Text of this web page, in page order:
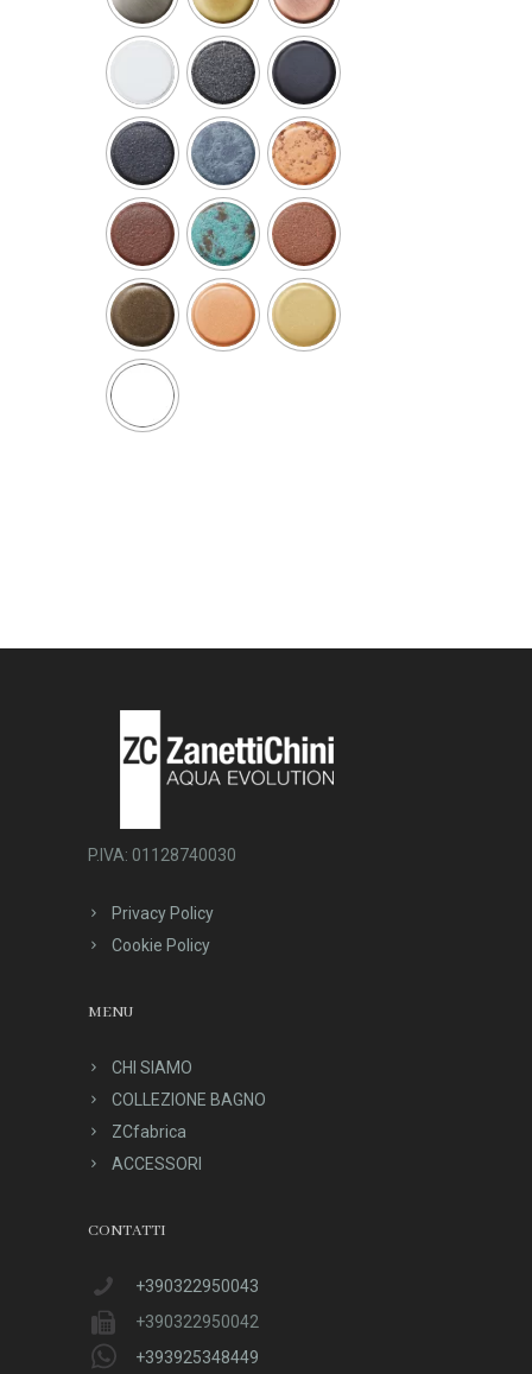
P.IVA: 01128740030
Privacy Policy
Cookie Policy
MENU
CHI SIAMO
COLLEZIONE BAGNO
ZCfabrica
ACCESSORI
CONTATTI
+390322950043
+390322950042
+393925348449